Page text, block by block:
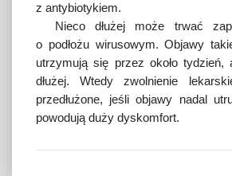
z antybiotykiem.
Nieco dłużej może trwać
o podłożu wirusowym. Objawy
utrzymują się przez około
dłużej. Wtedy zwolnienie
przedłużone, jeśli objawy nadal
powodują duży dyskomfort.